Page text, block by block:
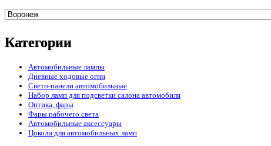
Категории
Автомобильные лампы
Дневные ходовые огни
Свето-панели автомобильные
Набор ламп для подсветки салона автомобиля
Оптика, фары
Фары рабочего света
Автомобильные аксессуары
Цоколи для автомобильных ламп